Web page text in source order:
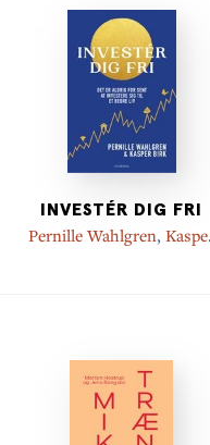
INVESTÉR DIG FRI
Pernille Wahlgren,